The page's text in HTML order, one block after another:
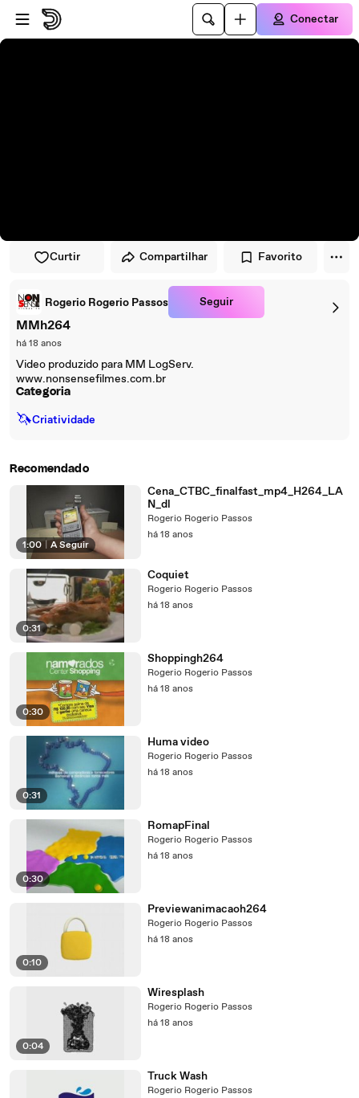
Pular para o player
Ir para o conteúdo principal
Conectar
Curtir Compartilhar Favorito
Rogerio Rogerio Passos Seguir
MMh264
há 18 anos
Video produzido para MM LogServ.
www.nonsensefilmes.com.br
Categoria
🦄Criatividade
Recomendado
1:00 A Seguir
Cena_CTBC_finalfast_mp4_H264_LA
N_dl
Rogerio Rogerio Passos
há 18 anos
0:31
Coquiet
Rogerio Rogerio Passos
há 18 anos
0:30
Shoppingh264
Rogerio Rogerio Passos
há 18 anos
0:31
Huma video
Rogerio Rogerio Passos
há 18 anos
0:30
RomapFinal
Rogerio Rogerio Passos
há 18 anos
0:10
Previewanimacaoh264
Rogerio Rogerio Passos
há 18 anos
0:04
Wiresplash
Rogerio Rogerio Passos
há 18 anos
Truck Wash
Rogerio Rogerio Passos